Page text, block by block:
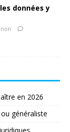
données y
en 2026
généraliste